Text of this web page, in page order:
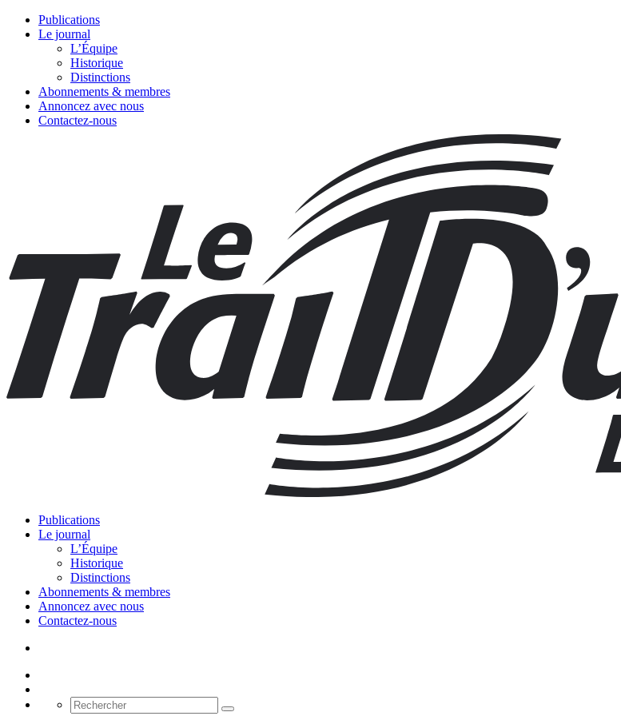
Publications
Le journal
L’Équipe
Historique
Distinctions
Abonnements & membres
Annoncez avec nous
Contactez-nous
Publications
Le journal
L’Équipe
Historique
Distinctions
Abonnements & membres
Annoncez avec nous
Contactez-nous